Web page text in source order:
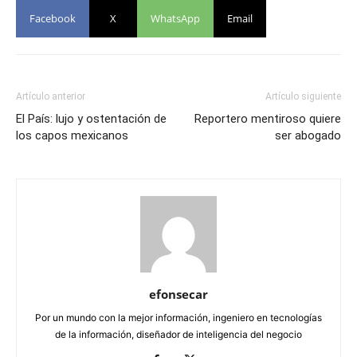
Facebook X WhatsApp Email
Artículo anterior
El País: lujo y ostentación de
los capos mexicanos
Artículo siguiente
Reportero mentiroso quiere
ser abogado
efonsecar
Por un mundo con la mejor información, ingeniero en tecnologías
de la información, diseñador de inteligencia del negocio